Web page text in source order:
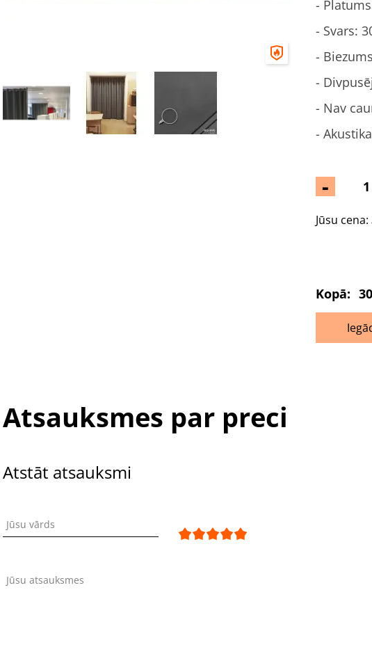
-
- Svars:
-
-
- Nav
- Akustika
-
Jūsu cena:
Kopā:
Atsauksmes par preci
Atstāt atsauksmi
Jūsu vārds
Jūsu atsauksmes